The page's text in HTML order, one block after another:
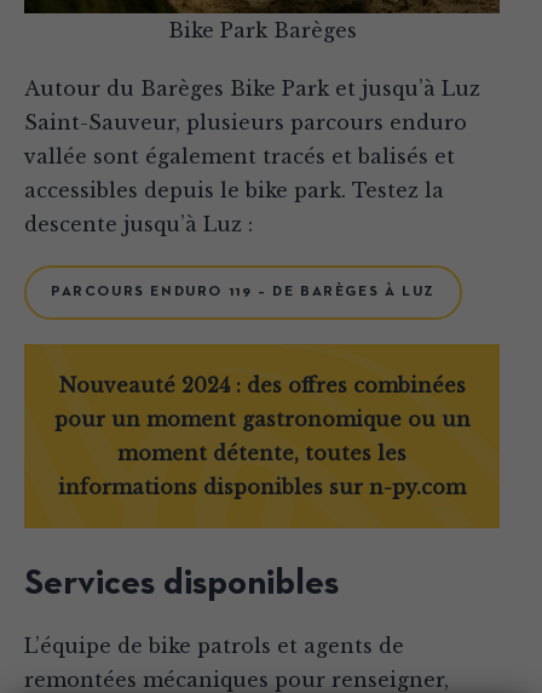
Bike Park Barèges
Autour du Barèges Bike Park et jusqu’à Luz
Saint-Sauveur, plusieurs parcours enduro
vallée sont également tracés et balisés et
accessibles depuis le bike park. Testez la
descente jusqu’à Luz :
PARCOURS ENDURO 119 – DE BARÈGES À LUZ
Nouveauté 2024 : des offres combinées
pour un moment gastronomique ou un
moment détente, toutes les
informations disponibles sur n-py.com
Services disponibles
L’équipe de bike patrols et agents de
remontées mécaniques pour renseigner,